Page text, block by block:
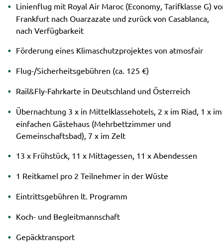
Linienflug mit Royal Air Maroc (Economy, Tarifklasse G)
Frankfurt nach Ouarzazate und zurück von Casablanca,
nach Verfügbarkeit
Förderung eines Klimaschutzprojektes von atmosfair
Flug-/Sicherheitsgebühren (ca. 125 €)
Rail&Fly-Fahrkarte in Deutschland und Österreich
Übernachtung 3 x in Mittelklassehotels, 2 x im Riad, 1 x im
einfachen Gästehaus (Mehrbettzimmer und
Gemeinschaftsbad), 7 x im Zelt
13 x Frühstück, 11 x Mittagessen, 11 x Abendessen
1 Reitkamel pro 2 Teilnehmer in der Wüste
Eintrittsgebühren lt. Programm
Koch- und Begleitmannschaft
Gepäcktransport